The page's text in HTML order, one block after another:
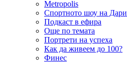
Metropolis
Спортното шоу на
Подкаст в ефира
Още по темата
Портрети на успеха
Как да живеем до 100?
Финес